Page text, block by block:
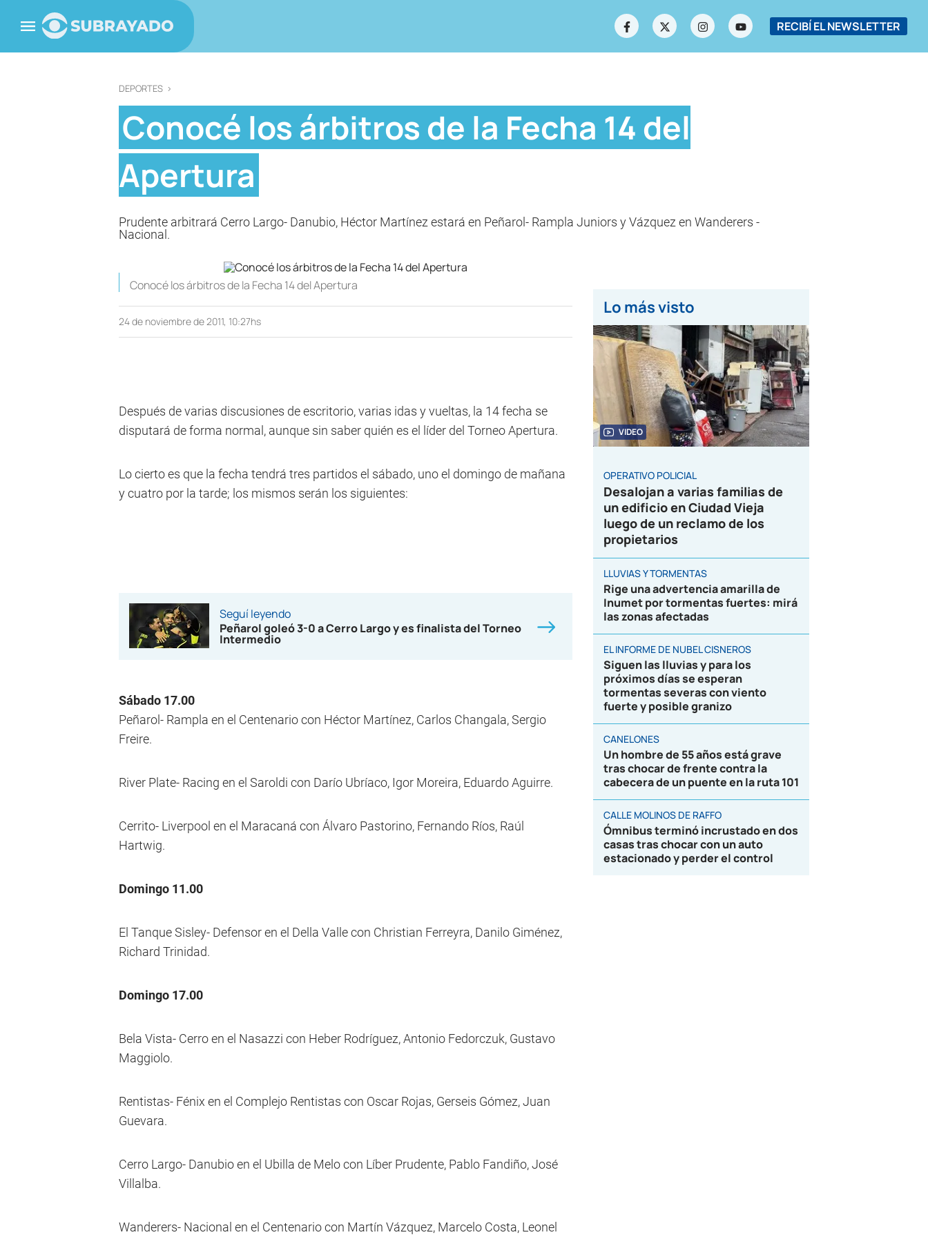
RECIBÍ EL NEWSLETTER
DEPORTES >
Conocé los árbitros de la Fecha 14 del
Apertura
Prudente arbitrará Cerro Largo- Danubio, Héctor Martínez estará en Peñarol- Rampla Juniors y Vázquez en Wanderers -
Nacional.
Conocé los árbitros de la Fecha 14 del Apertura
24 de noviembre de 2011, 10:27hs
Después de varias discusiones de escritorio, varias idas y vueltas, la 14 fecha se
disputará de forma normal, aunque sin saber quién es el líder del Torneo Apertura.
Lo cierto es que la fecha tendrá tres partidos el sábado, uno el domingo de mañana
y cuatro por la tarde; los mismos serán los siguientes:
Seguí leyendo
Peñarol goleó 3-0 a Cerro Largo y es finalista del Torneo
Intermedio
Sábado 17.00
Peñarol- Rampla en el Centenario con Héctor Martínez, Carlos Changala, Sergio
Freire.
River Plate- Racing en el Saroldi con Darío Ubríaco, Igor Moreira, Eduardo Aguirre.
Cerrito- Liverpool en el Maracaná con Álvaro Pastorino, Fernando Ríos, Raúl
Hartwig.
Domingo 11.00
El Tanque Sisley- Defensor en el Della Valle con Christian Ferreyra, Danilo Giménez,
Richard Trinidad.
Domingo 17.00
Bela Vista- Cerro en el Nasazzi con Heber Rodríguez, Antonio Fedorczuk, Gustavo
Maggiolo.
Rentistas- Fénix en el Complejo Rentistas con Oscar Rojas, Gerseis Gómez, Juan
Guevara.
Cerro Largo- Danubio en el Ubilla de Melo con Líber Prudente, Pablo Fandiño, José
Villalba.
Wanderers- Nacional en el Centenario con Martín Vázquez, Marcelo Costa, Leonel
Lo más visto
VIDEO
OPERATIVO POLICIAL
Desalojan a varias familias de
un edificio en Ciudad Vieja
luego de un reclamo de los
propietarios
LLUVIAS Y TORMENTAS
Rige una advertencia amarilla de
Inumet por tormentas fuertes: mirá
las zonas afectadas
EL INFORME DE NUBEL CISNEROS
Siguen las lluvias y para los
próximos días se esperan
tormentas severas con viento
fuerte y posible granizo
CANELONES
Un hombre de 55 años está grave
tras chocar de frente contra la
cabecera de un puente en la ruta 101
CALLE MOLINOS DE RAFFO
Ómnibus terminó incrustado en dos
casas tras chocar con un auto
estacionado y perder el control